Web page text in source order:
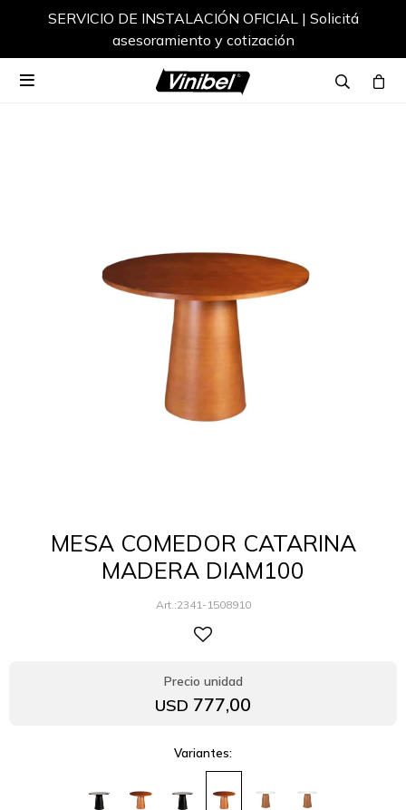
SERVICIO DE INSTALACIÓN OFICIAL | Solicitá
asesoramiento y cotización

MESA COMEDOR CATARINA
MADERA DIAM100
2341-1508910
USD 777,00
Variantes: